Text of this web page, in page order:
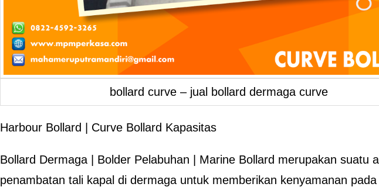
bollard curve – jual bollard dermaga curve
Harbour Bollard | Curve Bollard Kapasitas
Bollard Dermaga | Bolder Pelabuhan | Marine Bollard merupakan suatu
penambatan tali kapal di dermaga untuk memberikan kenyamanan pada